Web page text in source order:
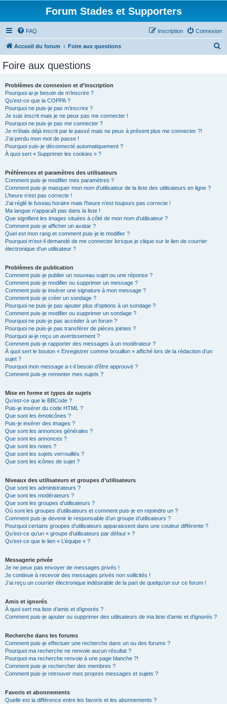
Forum Stades et Supporters
FAQ Connexion
Inscription
Accueil du forum Foire aux questions
Foire aux questions
Problèmes de connexion et d’inscription
Pourquoi ai-je besoin de m’inscrire ?
Qu’est-ce que la COPPA ?
Pourquoi ne puis-je pas m’inscrire ?
Je suis inscrit mais je ne peux pas me connecter !
Pourquoi ne puis-je pas me connecter ?
Je m’étais déjà inscrit par le passé mais ne peux à présent plus me connecter ?!
J’ai perdu mon mot de passe !
Pourquoi suis-je déconnecté automatiquement ?
À quoi sert « Supprimer les cookies » ?
Préférences et paramètres des utilisateurs
Comment puis-je modifier mes paramètres ?
Comment puis-je masquer mon nom d’utilisateur de la liste des utilisateurs en ligne ?
L’heure n’est pas correcte !
J’ai réglé le fuseau horaire mais l’heure n’est toujours pas correcte !
Ma langue n’apparaît pas dans la liste !
Que signifient les images situées à côté de mon nom d’utilisateur ?
Comment puis-je afficher un avatar ?
Quel est mon rang et comment puis-je le modifier ?
Pourquoi m’est-il demandé de me connecter lorsque je clique sur le lien de courrier
électronique d’un utilisateur ?
Problèmes de publication
Comment puis-je publier un nouveau sujet ou une réponse ?
Comment puis-je modifier ou supprimer un message ?
Comment puis-je insérer une signature à mon message ?
Comment puis-je créer un sondage ?
Pourquoi ne puis-je pas ajouter plus d’options à un sondage ?
Comment puis-je modifier ou supprimer un sondage ?
Pourquoi ne puis-je pas accéder à un forum ?
Pourquoi ne puis-je pas transférer de pièces jointes ?
Pourquoi ai-je reçu un avertissement ?
Comment puis-je rapporter des messages à un modérateur ?
À quoi sert le bouton « Enregistrer comme brouillon » affiché lors de la rédaction d’un
sujet ?
Pourquoi mon message a-t-il besoin d’être approuvé ?
Comment puis-je remonter mes sujets ?
Mise en forme et types de sujets
Qu’est-ce que le BBCode ?
Puis-je insérer du code HTML ?
Que sont les émoticônes ?
Puis-je insérer des images ?
Que sont les annonces générales ?
Que sont les annonces ?
Que sont les notes ?
Que sont les sujets verrouillés ?
Que sont les icônes de sujet ?
Niveaux des utilisateurs et groupes d’utilisateurs
Que sont les administrateurs ?
Que sont les modérateurs ?
Que sont les groupes d’utilisateurs ?
Où sont les groupes d’utilisateurs et comment puis-je en rejoindre un ?
Comment puis-je devenir le responsable d’un groupe d’utilisateurs ?
Pourquoi certains groupes d’utilisateurs apparaissent dans une couleur différente ?
Qu’est-ce qu’un « groupe d’utilisateurs par défaut » ?
Qu’est-ce que le lien « L’équipe » ?
Messagerie privée
Je ne peux pas envoyer de messages privés !
Je continue à recevoir des messages privés non sollicités !
J’ai reçu un courrier électronique indésirable de la part de quelqu’un sur ce forum !
Amis et ignorés
À quoi sert ma liste d’amis et d’ignorés ?
Comment puis-je ajouter ou supprimer des utilisateurs de ma liste d’amis et d’ignorés ?
Recherche dans les forums
Comment puis-je effectuer une recherche dans un ou des forums ?
Pourquoi ma recherche ne renvoie aucun résultat ?
Pourquoi ma recherche renvoie à une page blanche ?!
Comment puis-je rechercher des membres ?
Comment puis-je retrouver mes propres messages et sujets ?
Favoris et abonnements
Quelle est la différence entre les favoris et les abonnements ?